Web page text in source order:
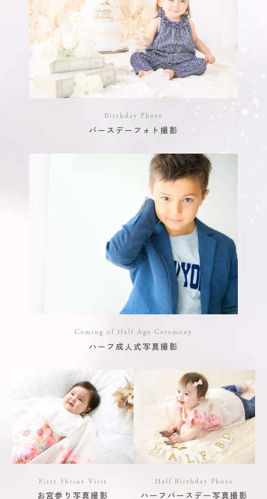
Birthday Photo
バースデーフォト撮影
Coming of Half Age Ceremony
ハーフ成人式写真撮影
First Shrine Visit
お宮参り写真撮影
Half Birthday Photo
ハーフバースデー写真撮影